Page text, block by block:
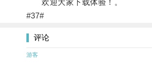
欢迎大家下载体验！。
#37#
评论
游客